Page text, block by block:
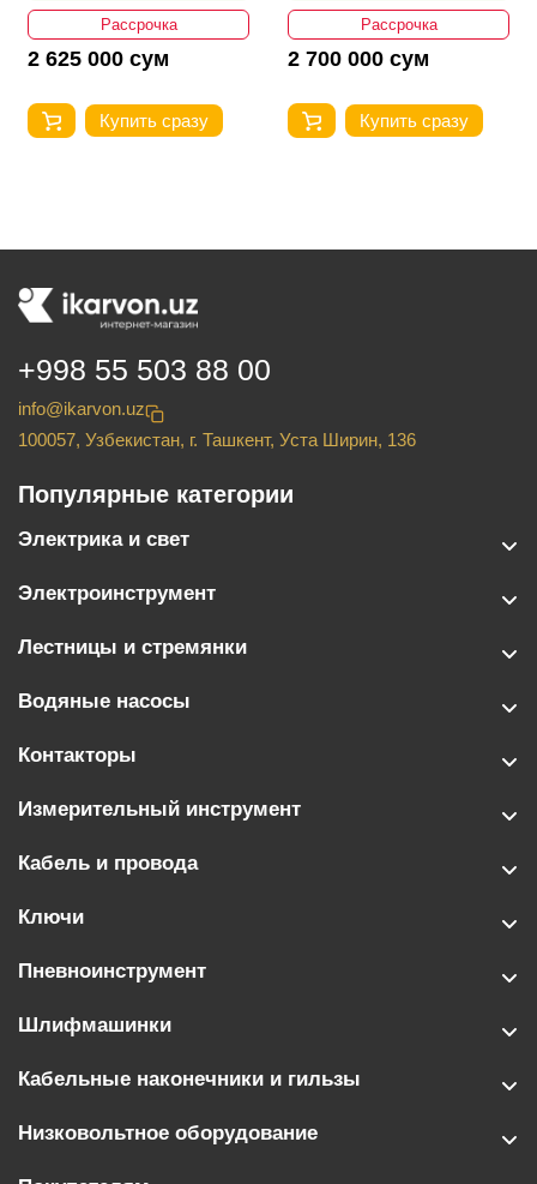
Рассрочка
2 625 000 сум
Купить сразу
Рассрочка
2 700 000 сум
Купить сразу
+998 55 503 88 00
info@ikarvon.uz
100057, Узбекистан, г. Ташкент, Уста Ширин, 136
Популярные категории
Электрика и свет
Электроинструмент
Лестницы и стремянки
Водяные насосы
Контакторы
Измерительный инструмент
Кабель и провода
Ключи
Пневноинструмент
Шлифмашинки
Кабельные наконечники и гильзы
Низковольтное оборудование